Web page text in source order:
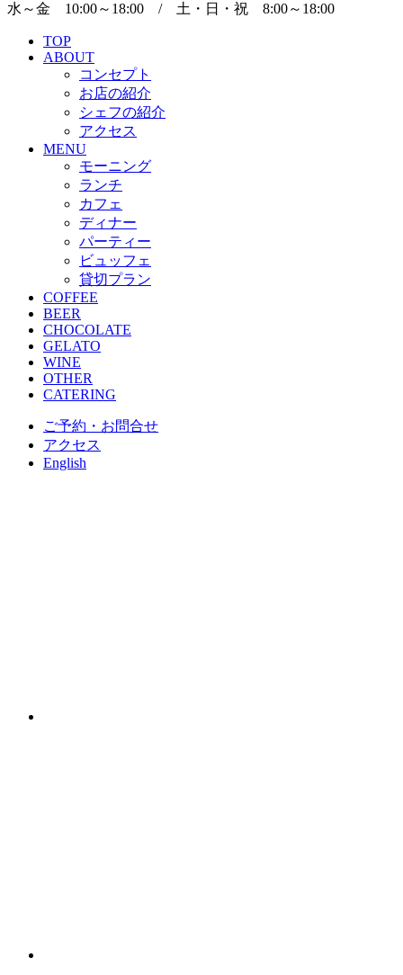
水～金 10:00～18:00 / 土・日・祝 8:00～18:00
TOP
ABOUT
コンセプト
お店の紹介
シェフの紹介
アクセス
MENU
モーニング
ランチ
カフェ
ディナー
パーティー
ビュッフェ
貸切プラン
COFFEE
BEER
CHOCOLATE
GELATO
WINE
OTHER
CATERING
ご予約・お問合せ
アクセス
English